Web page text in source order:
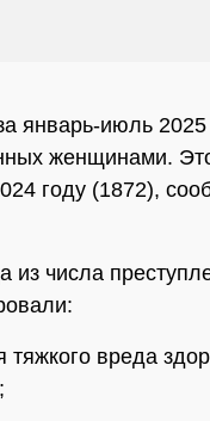
январь-июль
женщинами.
году (1872),
из числа
вреда